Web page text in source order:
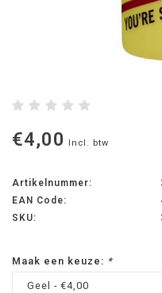
€4,00 Incl. btw
Artikelnummer:
EAN Code:
SKU:
Maak een keuze: *
Geel - €4,00